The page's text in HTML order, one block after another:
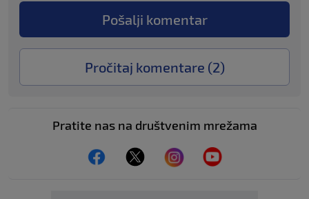
Pošalji komentar
Pročitaj komentare (2)
Pratite nas na društvenim mrežama